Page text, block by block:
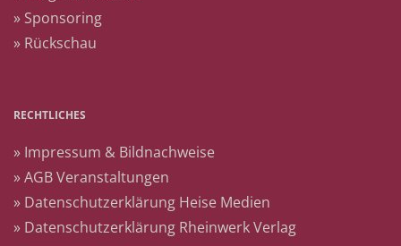
» Sponsoring
» Rückschau
RECHTLICHES
» Impressum & Bildnachweise
» AGB Veranstaltungen
» Datenschutzerklärung Heise Medien
» Datenschutzerklärung Rheinwerk Verlag